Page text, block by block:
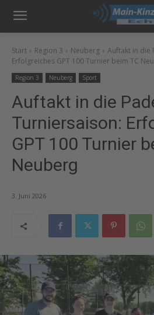
Start Region 3 Neuberg
Auftakt in die
Erfolgreiches GPT 100 Turnier beim TC
Region 3 Neuberg Sport
Auftakt in die
Turniersaison:
GPT 100 Turnier
Neuberg
3. Juni 2026